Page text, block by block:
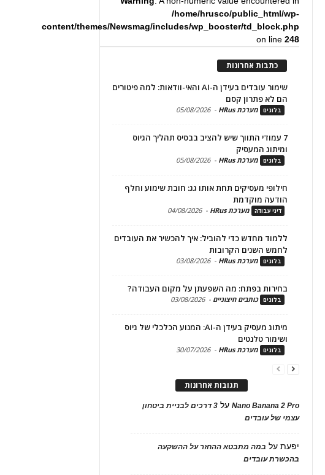
/home/hrusco/public_html/wp-
content/themes/Newsmag/includes/wp_booster/td_block.php
on line248
כתבות אחרונות
שימור עובדים בעידן ה-AI והאי-וודאות: למה פיטורים
הם לא פתרון קסם
בלוגים מערכת HRus -
05/08/2026
7 עמודי התווך שיש להציב בבסיס תהליך הגיוס
ומיתוג המעסיק
בלוגים מערכת HRus -
05/08/2026
חילופי מעסיקים תחת אותו גג: חובת שימוע וחלף
הודעה מוקדמת
דיני עבודה מערכת HRus -
04/08/2026
ללמוד מחדש כדי להוביל: איך להכשיר את העובדים
לחמש השנים הקרובות
בלוגים מערכת HRus -
03/08/2026
בחירות בפתח: מה השפעתן על מקום העבודה?
בלוגים כותבים חיצוניים -
03/08/2026
מיתוג מעסיק בעידן ה-AI: המנוע הכלכלי של גיוס
ושימור טלנטים
בלוגים מערכת HRus -
30/07/2026
תגובות אחרונות
Nano Banana 2 Proעל 3 דרכים לבניית ביטחון
עצמי של עובדים
יפעתעל במה מתבטא ההחזר על ההשקעה
בהכשרת עובדים